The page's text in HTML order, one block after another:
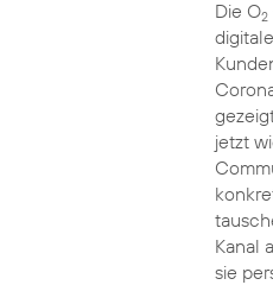
Die O2
jetzt
Kanal
sie